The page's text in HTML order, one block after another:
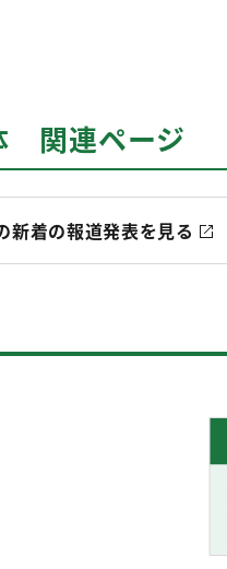
関連ページ
新着の報道発表を見る